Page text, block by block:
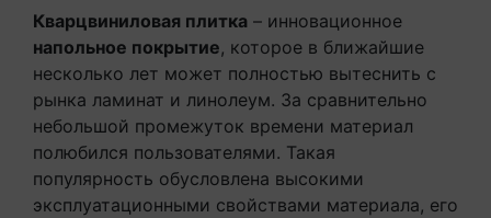
Кварцвиниловая плитка – инновационное
напольное покрытие, которое в ближайшие
несколько лет может полностью вытеснить с
рынка ламинат и линолеум. За сравнительно
небольшой промежуток времени материал
полюбился пользователями. Такая
популярность обусловлена высокими
эксплуатационными свойствами материала, его